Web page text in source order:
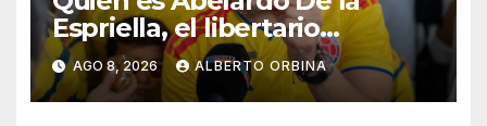
Espriella, el libertario
admirador de Javier Milei que
asumió la presidencia de
Colombia
AGO 8, 2026 ALBERTO ORBINA